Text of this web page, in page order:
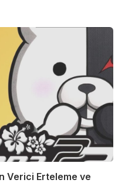
Verici Erteleme ve